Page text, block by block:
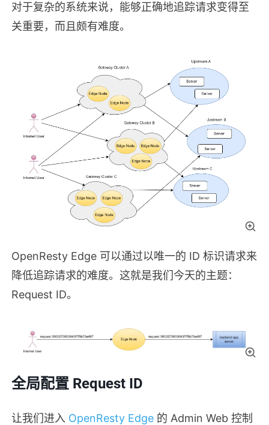
对于复杂的系统来说，能够正确地追踪请求变得至
关重要，而且颇有难度。
OpenResty Edge 可以通过以唯一的 ID 标识请求来
降低追踪请求的难度。这就是我们今天的主题：
Request ID。
全局配置 Request ID
让我们进入 OpenResty Edge 的 Admin Web 控制